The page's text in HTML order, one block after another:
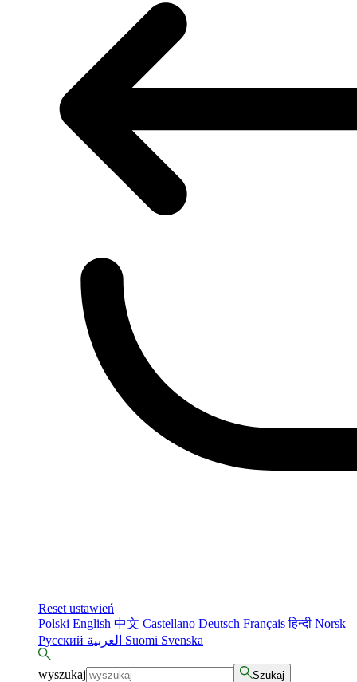
Reset ustawień
Polski English 中文 Castellano Deutsch Françaisहिन्दी Norsk
Русский
Suomi Svenska
wyszukaj Szukaj